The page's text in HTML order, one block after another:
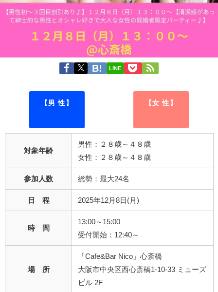
LINE
【男 性】 【女 性】
対象年齢
男性：２８歳～４８歳
女性：２８歳～４８歳
参加人数 総勢：最大24名
日 程 2025年12月8日(月)
時 間
13:00～15:00
受付開始：12:40～
場 所
「Cafe&Bar Nico」心斎橋
大阪市中央区西心斎橋1-10-33 ミューズ
ビル 2F